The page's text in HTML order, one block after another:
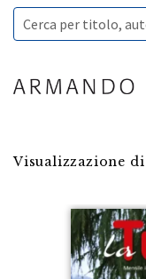
Visualizzazione